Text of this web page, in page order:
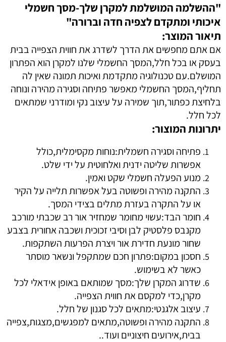
"ההשלמה המושלמת למקרן שלך-מסך חשמלי
איכותי ומתקדם לצפיה חדה וברורה"
תיאור המוצר:
אם אתם מחפשים את הדרך לשדרג את חווית הצפייה בבית
בעסק או בכל חלל,המסך החשמלי שלנו למקרן הוא הפתרון
המושלם.עם טכנולוגיה מתקדמת ואיכות תמונה שאין לה
תחליף,המסך החשמלי מאפשר פתיחה וסגירה מהירה ונוחה
בלחיצת כפתור,תוך שמירה על עיצוב נקי ומודרני שמתאים
לכל חלל.
יתרונות המוצור:
פתיחה וסגירה חשמלית:נוחות מקסימלית,כולל
אפשרות שליטה ידנית ואלחוטית על ידי שלט.
מנוע הפעלה חשמלי שקט ואמין.
התקנה מהירה ופשוטה בעל אפשרות תלייה על הקיר
או על התקרה בעזרת מתלים בצידי המסך.
חומר הבד:עשוי מחומר שמחזיר אור רב שכבתי מורכב
מקנבס פלסטיק לבן וסיבי זכוכית ושכבה אחורית בצבע
שחור מונעת חדירת אור ויצרת הפרעות השתקפות.
חסכון במקום:פתרון חכם שמתקפל ונשאר מוסתר
כאשר לא בשימוש.
שדרוג המקרן שלך:מסך שמותאם באופן אידאלי לכל
מקרן,כדי למקסם את חווית הצפייה.
עיצוב אלגנטי:מתאים לכל סגנון של חלל.
התקנה מהירה ופשוטה,מתאים למפגשים,מצגות,צפייה
בבית,אירועים חיצוניים ועוד..